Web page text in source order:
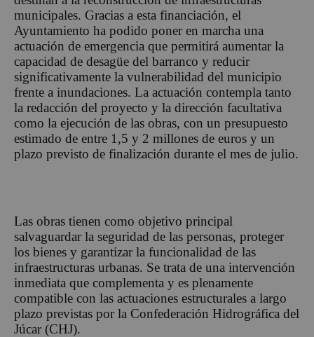
municipales. Gracias a esta financiación, el
Ayuntamiento ha podido poner en marcha una
actuación de emergencia que permitirá aumentar la
capacidad de desagüe del barranco y reducir
significativamente la vulnerabilidad del municipio
frente a inundaciones. La actuación contempla tanto
la redacción del proyecto y la dirección facultativa
como la ejecución de las obras, con un presupuesto
estimado de entre 1,5 y 2 millones de euros y un
plazo previsto de finalización durante el mes de julio.
Las obras tienen como objetivo principal
salvaguardar la seguridad de las personas, proteger
los bienes y garantizar la funcionalidad de las
infraestructuras urbanas. Se trata de una intervención
inmediata que complementa y es plenamente
compatible con las actuaciones estructurales a largo
plazo previstas por la Confederación Hidrográfica del
Júcar (CHJ).